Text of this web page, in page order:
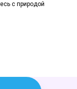
с природой